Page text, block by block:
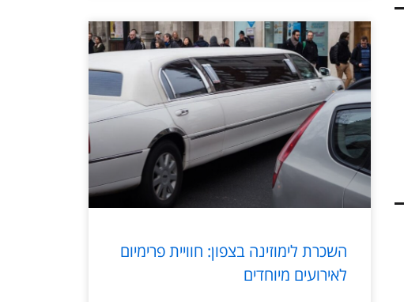
השכרת לימוזינה בצפון: חוויית פרימיום
לאירועים מיוחדים